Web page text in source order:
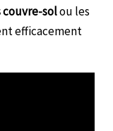
couvre-solou les
efficacement